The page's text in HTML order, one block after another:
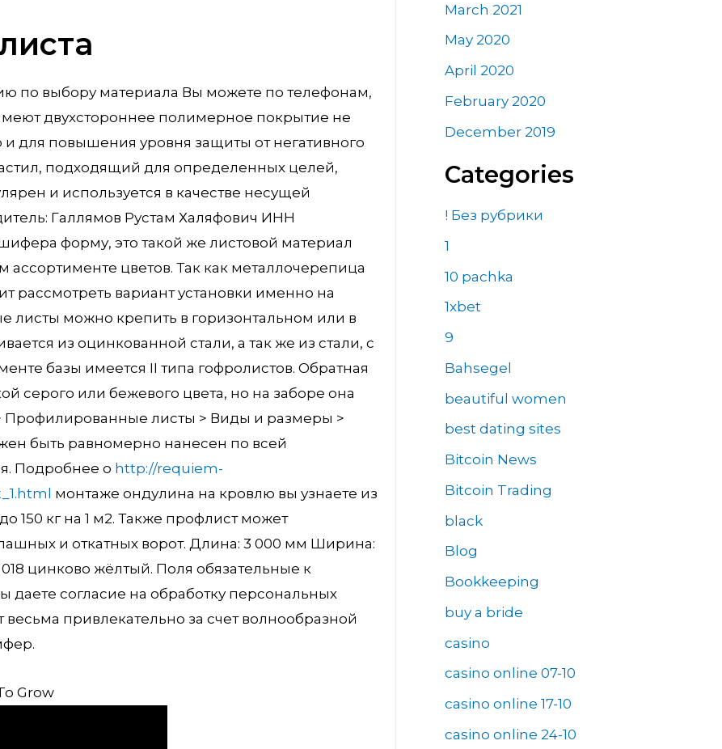
по выбору материала Вы можете по телефонам,
двухстороннее полимерное покрытие не
и для повышения уровня защиты от негативного
подходящий для определенных целей,
и используется в качестве несущей
Галлямов Рустам Халяфович ИНН
форму, это такой же листовой материал
цветов. Так как металлочерепица
рассмотреть вариант установки именно на
листы можно крепить в горизонтальном или в
из оцинкованной стали, а так же из стали, с
базы имеется II типа гофролистов. Обратная
серого или бежевого цвета, но на заборе она
Профилированные листы > Виды и размеры >
быть равномерно нанесен по всей
Подробнее о http://requiem-
монтаже ондулина на кровлю вы узнаете из
150 кг на 1 м2. Также профлист может
и откатных ворот. Длина: 3 000 мм Ширина:
цинково жёлтый. Поля обязательные к
согласие на обработку персональных
привлекательно за счет волнообразной
March 2021
May 2020
April 2020
February 2020
December 2019
Categories
! Без рубрики
1
10 pachka
1xbet
9
Bahsegel
beautiful women
best dating sites
Bitcoin News
Bitcoin Trading
black
Blog
Bookkeeping
buy a bride
casino
casino online 07-10
casino online 17-10
casino online 24-10